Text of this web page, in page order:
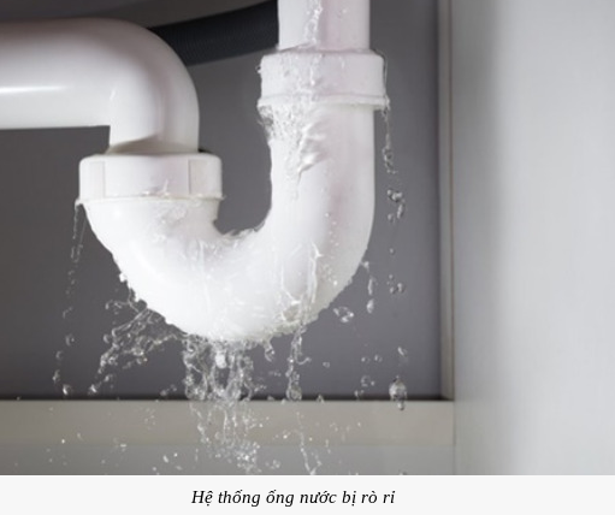
Hệ thống ống nước bị rò rỉ